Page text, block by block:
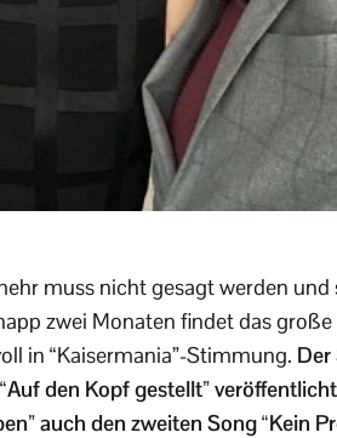
muss nicht gesagt werden und
zwei Monaten findet das große
in “Kaisermania”-Stimmung. Der
den Kopf gestellt”
auch den zweiten Song “Kein